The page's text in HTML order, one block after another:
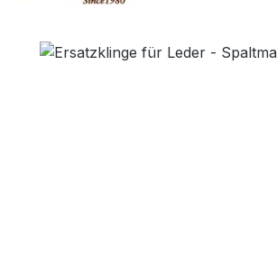
Bildergalerie überspringen